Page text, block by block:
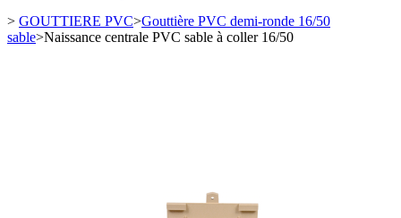
> GOUTTIERE PVC>Gouttière PVC demi-ronde 16/50
sable>Naissance centrale PVC sable à coller 16/50